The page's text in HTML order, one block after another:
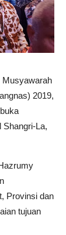
Musyawarah
2019,
Shangri-La,
Provinsi dan
tujuan